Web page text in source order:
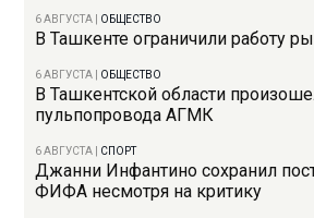
6 АВГУСТА ОБЩЕСТВО
В Ташкенте ограничили работу
6 АВГУСТА ОБЩЕСТВО
В Ташкентской области
пульпопровода АГМК
6 АВГУСТА СПОРТ
Джанни Инфантино сохранил
ФИФА несмотря на критику